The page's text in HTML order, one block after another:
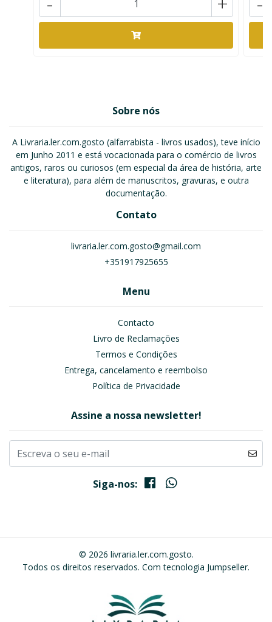
Sobre nós
A Livraria.ler.com.gosto (alfarrabista - livros usados), teve início
em Junho 2011 e está vocacionada para o comércio de livros
antigos, raros ou curiosos (em especial da área de história, arte
e literatura), para além de manuscritos, gravuras, e outra
documentação.
Contato
livraria.ler.com.gosto@gmail.com
+351917925655
Menu
Contacto
Livro de Reclamações
Termos e Condições
Entrega, cancelamento e reembolso
Política de Privacidade
Assine a nossa newsletter!
Siga-nos:
© 2026 livraria.ler.com.gosto.
Todos os direitos reservados. Com tecnologia Jumpseller.